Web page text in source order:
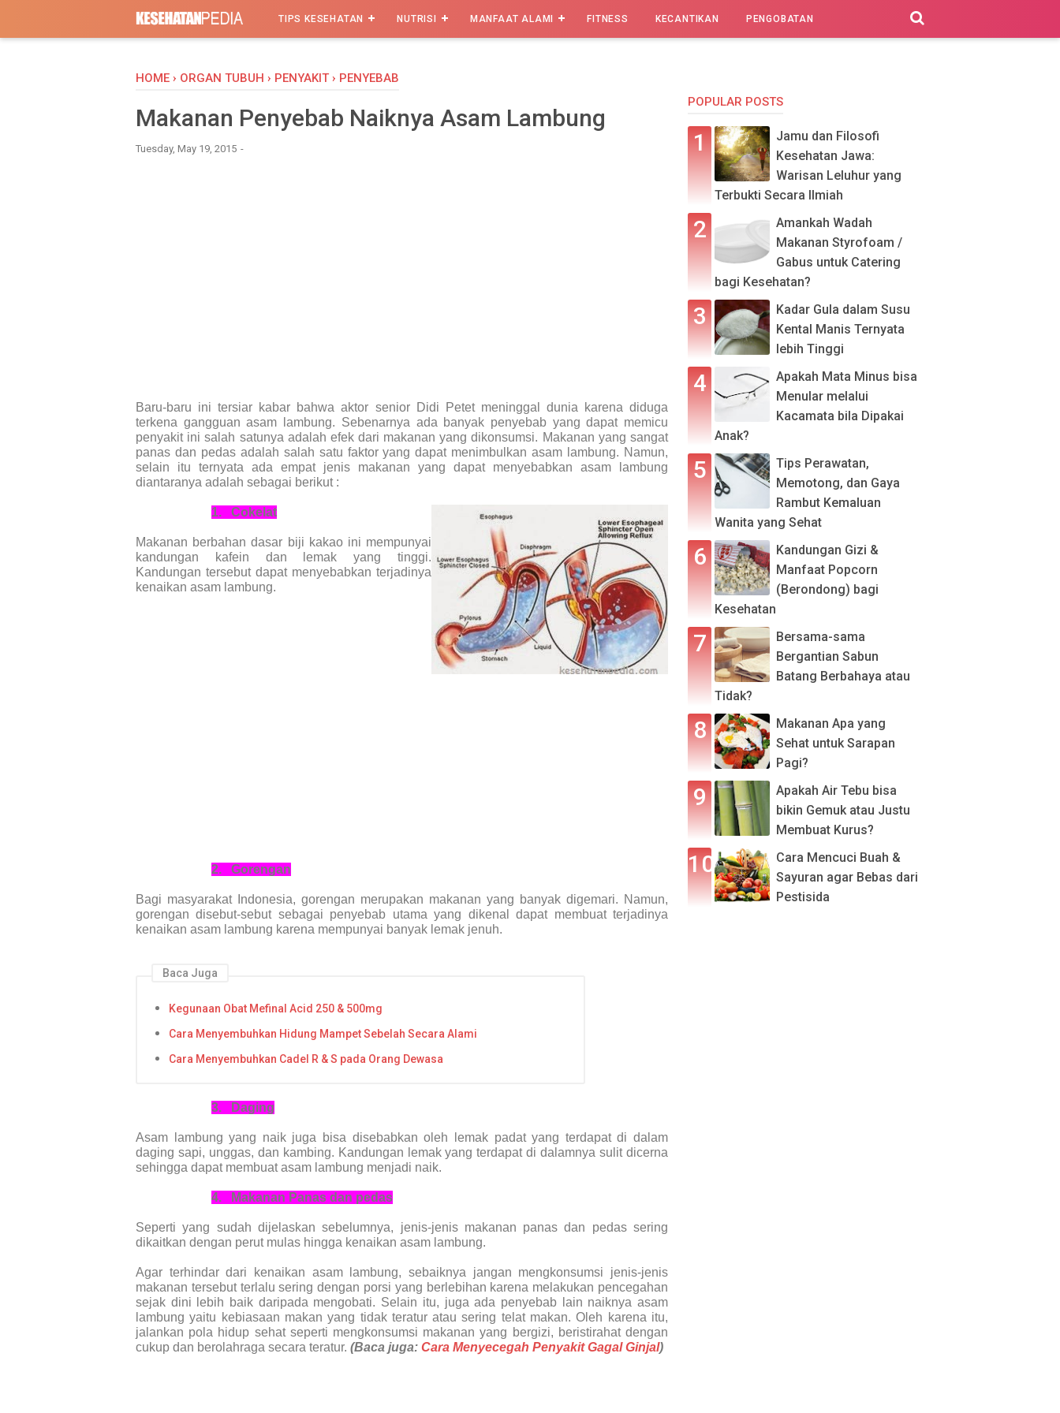
TIPS KESEHATAN NUTRISI MANFAAT ALAMI FITNESS KECANTIKAN PENGOBATAN
HOME › ORGAN TUBUH › PENYAKIT › PENYEBAB
Makanan Penyebab Naiknya Asam Lambung
Tuesday, May 19, 2015
Baru-baru ini tersiar kabar bahwa aktor senior Didi Petet meninggal dunia karena diduga
terkena gangguan asam lambung. Sebenarnya ada banyak penyebab yang dapat memicu
penyakit ini salah satunya adalah efek dari makanan yang dikonsumsi. Makanan yang sangat
panas dan pedas adalah salah satu faktor yang dapat menimbulkan asam lambung. Namun,
selain itu ternyata ada empat jenis makanan yang dapat menyebabkan asam lambung
diantaranya adalah sebagai berikut :
1. Cokelat
Makanan berbahan dasar biji kakao ini mempunyai
kandungan kafein dan lemak yang tinggi.
Kandungan tersebut dapat menyebabkan terjadinya
kenaikan asam lambung.
2. Gorengan
Bagi masyarakat Indonesia, gorengan merupakan makanan yang banyak digemari. Namun,
gorengan disebut-sebut sebagai penyebab utama yang dikenal dapat membuat terjadinya
kenaikan asam lambung karena mempunyai banyak lemak jenuh.
Baca Juga
Kegunaan Obat Mefinal Acid 250 & 500mg
Cara Menyembuhkan Hidung Mampet Sebelah Secara Alami
Cara Menyembuhkan Cadel R & S pada Orang Dewasa
3. Daging
Asam lambung yang naik juga bisa disebabkan oleh lemak padat yang terdapat di dalam
daging sapi, unggas, dan kambing. Kandungan lemak yang terdapat di dalamnya sulit dicerna
sehingga dapat membuat asam lambung menjadi naik.
4. Makanan Panas dan pedas
Seperti yang sudah dijelaskan sebelumnya, jenis-jenis makanan panas dan pedas sering
dikaitkan dengan perut mulas hingga kenaikan asam lambung.
Agar terhindar dari kenaikan asam lambung, sebaiknya jangan mengkonsumsi jenis-jenis
makanan tersebut terlalu sering dengan porsi yang berlebihan karena melakukan pencegahan
sejak dini lebih baik daripada mengobati. Selain itu, juga ada penyebab lain naiknya asam
lambung yaitu kebiasaan makan yang tidak teratur atau sering telat makan. Oleh karena itu,
jalankan pola hidup sehat seperti mengkonsumsi makanan yang bergizi, beristirahat dengan
cukup dan berolahraga secara teratur. (Baca juga: Cara Menyecegah Penyakit Gagal Ginjal)
POPULAR POSTS
Jamu dan Filosofi
Kesehatan Jawa:
Warisan Leluhur yang
Terbukti Secara Ilmiah
Amankah Wadah
Makanan Styrofoam /
Gabus untuk Catering
bagi Kesehatan?
Kadar Gula dalam Susu
Kental Manis Ternyata
lebih Tinggi
Apakah Mata Minus bisa
Menular melalui
Kacamata bila Dipakai
Anak?
Tips Perawatan,
Memotong, dan Gaya
Rambut Kemaluan
Wanita yang Sehat
Kandungan Gizi &
Manfaat Popcorn
(Berondong) bagi
Kesehatan
Bersama-sama
Bergantian Sabun
Batang Berbahaya atau
Tidak?
Makanan Apa yang
Sehat untuk Sarapan
Pagi?
Apakah Air Tebu bisa
bikin Gemuk atau Justu
Membuat Kurus?
Cara Mencuci Buah &
Sayuran agar Bebas dari
Pestisida